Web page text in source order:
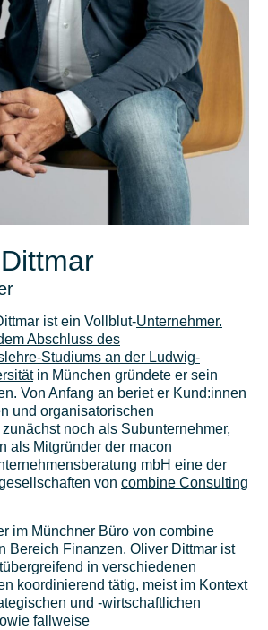
ist ein Vollblut-Unternehmer.
Abschluss des
Studiums an der Ludwig-
in München gründete er sein
Von Anfang an beriet er Kund:innen
und organisatorischen
noch als Subunternehmer,
als Mitgründer der macon
mbH eine der
von combine Consulting
im Münchner Büro von combine
Bereich Finanzen. Oliver Dittmar ist
in verschiedenen
koordinierend tätig, meist im Kontext
und -wirtschaftlichen
fallweise